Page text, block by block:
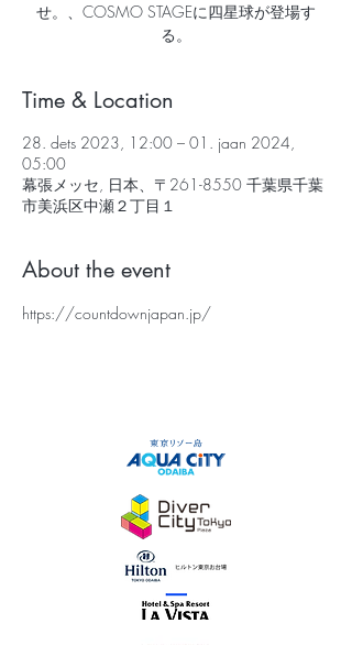
せ。、COSMO STAGEに四星球が登場す
る。
Time & Location
28. dets 2023, 12:00 – 01. jaan 2024,
05:00
幕張メッセ, 日本、〒261-8550 千葉県千葉
市美浜区中瀬２丁目１
About the event
https://countdownjapan.jp/